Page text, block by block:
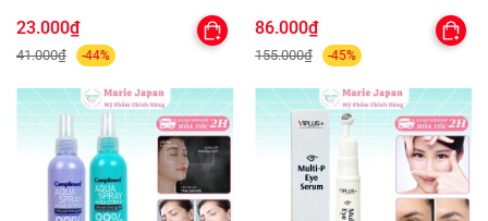
23.000₫
41.000₫ -44%
86.000₫
155.000₫ -45%